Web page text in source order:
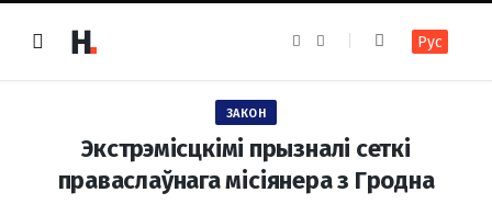
e
k
t
a
m
Рус
ЗАКОН
Экстрэмісцкімі прызналі сеткі
праваслаўнага місіянера з Гродна